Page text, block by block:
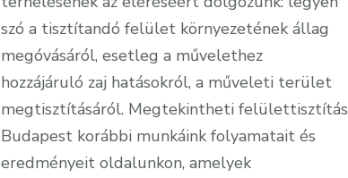
szó a tisztítandó felület környezetének állag
megóvásáról, esetleg a művelethez
hozzájáruló zaj hatásokról, a műveleti terület
megtisztításáról. Megtekintheti felülettisztítás
Budapest korábbi munkáink folyamatait és
eredményeit oldalunkon, amelyek